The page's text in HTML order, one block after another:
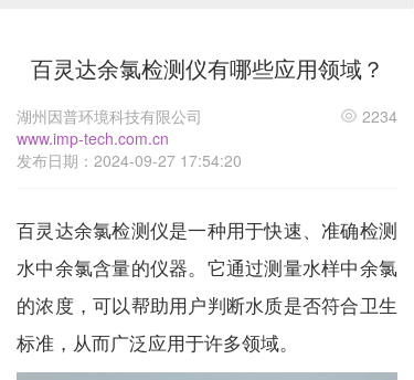
百灵达余氯检测仪有哪些应用领域？
湖州因普环境科技有限公司
www.imp-tech.com.cn
发布日期：2024-09-27 17:54:20
2234
百灵达余氯检测仪是一种用于快速、准确检测
水中余氯含量的仪器。它通过测量水样中余氯
的浓度，可以帮助用户判断水质是否符合卫生
标准，从而广泛应用于许多领域。